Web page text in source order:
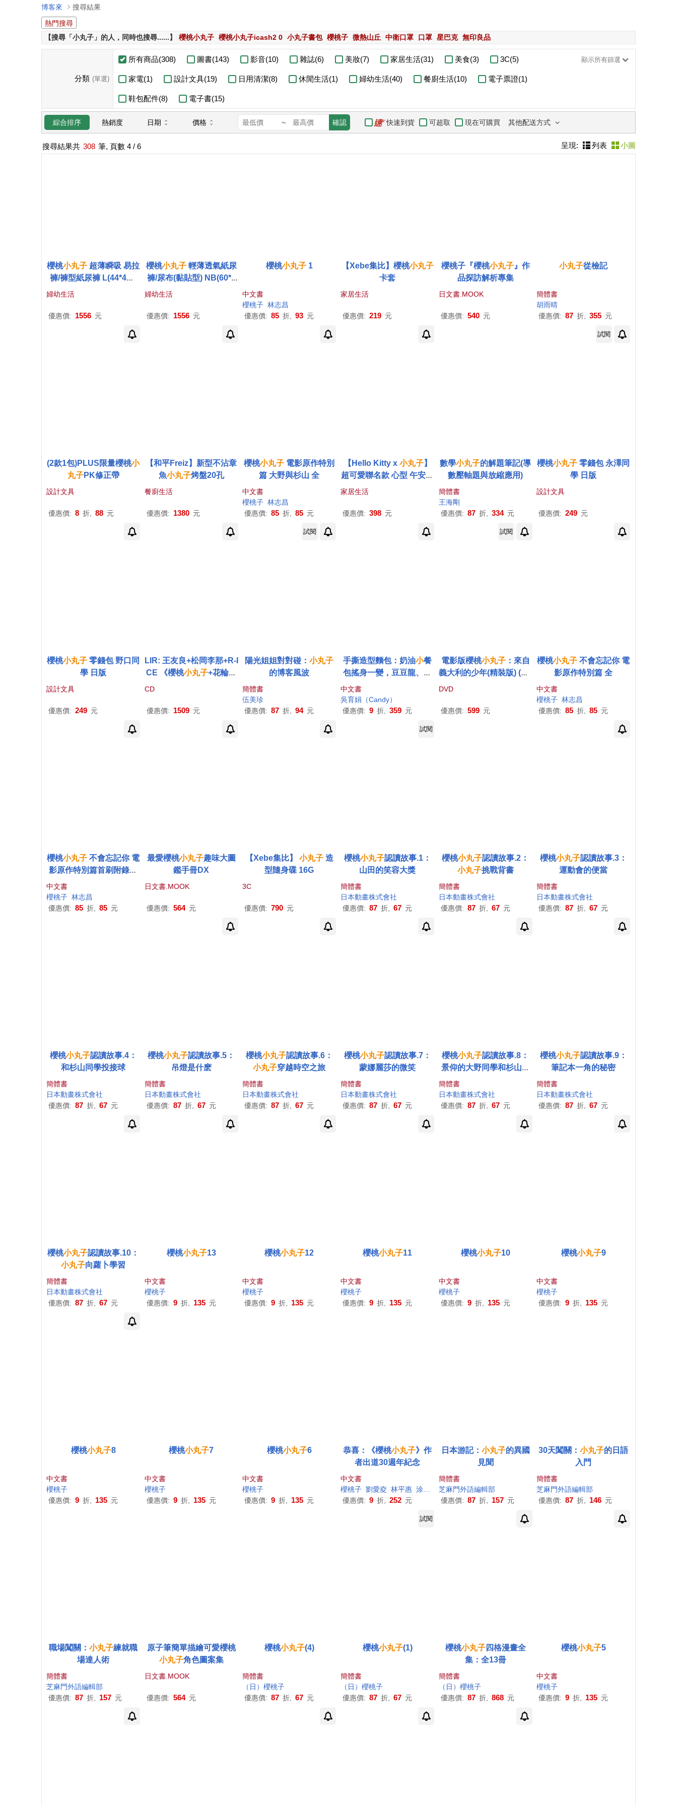
博客來
搜尋結果
熱門搜尋
【搜尋「小丸子」的人，同時也搜尋......】
櫻桃小丸子 櫻桃小丸子icash2 0 小丸子書包 櫻桃子 微熱山丘 中衛口罩 口罩 星巴克 無印良品
分類 (單選)
所有商品(308) 圖書(143) 影音(10) 雜誌(6) 美妝(7) 家居生活(31) 美食(3) 3C(5)
家電(1) 設計文具(19) 日用清潔(8) 休閒生活(1) 婦幼生活(40) 餐廚生活(10) 電子票證(1)
鞋包配件(8) 電子書(15)
顯示所有篩選
綜合排序 熱銷度 日期 價格 ~ 確認 快速到貨 可超取 現在可購買 其他配送方式
搜尋結果共 308 筆, 頁數 4 / 6 呈現: 列表 小圖
櫻桃小丸子 超薄瞬吸 易拉
褲/褲型紙尿褲 L(44*4包/
婦幼生活
優惠價: 1556 元
櫻桃小丸子輕薄透氣紙尿
褲/尿布(黏貼型) NB(60*4
婦幼生活
優惠價: 1556 元
櫻桃小丸子1
中文書
櫻桃子 林志昌
優惠價: 85 折, 93 元
【Xebe集比】櫻桃小丸子
卡套
家居生活
優惠價: 219 元
櫻桃子『櫻桃小丸子』作
品探訪解析專集
日文書.MOOK
優惠價: 540 元
小丸子從檢記
簡體書
胡雨晴
優惠價: 87 折, 355 元
試閱
(2款1包)PLUS限量櫻桃小
丸子PK修正帶
設計文具
優惠價: 8 折, 88 元
【和平Freiz】新型不沾章
魚小丸子烤盤20孔
餐廚生活
優惠價: 1380 元
櫻桃小丸子 電影原作特別
篇 大野與杉山 全
中文書
櫻桃子 林志昌
優惠價: 85 折, 85 元
【Hello Kitty x 小丸子】
超可愛聯名款 心型 午安枕
暖手枕 抱枕 靠枕 多用途
家居生活
優惠價: 398 元
數學小丸子的解題筆記(導
數壓軸題與放縮應用)
簡體書
王海剛
優惠價: 87 折, 334 元
櫻桃小丸子 零錢包 永澤同
學 日版
設計文具
優惠價: 249 元
試閱 試閱
櫻桃小丸子 零錢包 野口同
學 日版
設計文具
優惠價: 249 元
LIR: 王友良+松岡李那+R-I
CE 《櫻桃小丸子+花輪》
精裝版玩偶2隻1組 (CD
CD
優惠價: 1509 元
陽光姐姐對對碰：小丸子
的博客風波
簡體書
伍美珍
優惠價: 87 折, 94 元
手撕造型麵包：奶油小餐
包搖身一變，豆豆龍、 小
丸子、艾莎&安娜、麵包
超人及小小兵，繽紛造型
純天然輕鬆出爐!(隨書超值
中文書
吳育娟（Candy）
優惠價: 9 折, 359 元
電影版櫻桃小丸子：來自
義大利的少年(精裝版) (DV
D)(CHIBI MARUKO CHA
DVD
優惠價: 599 元
櫻桃小丸子 不會忘記你 電
影原作特別篇 全
中文書
櫻桃子 林志昌
優惠價: 85 折, 85 元
試閱
櫻桃小丸子 不會忘記你 電
影原作特別篇首刷附錄版
中文書
櫻桃子 林志昌
優惠價: 85 折, 85 元
最愛櫻桃小丸子趣味大圖
鑑手冊DX
日文書.MOOK
優惠價: 564 元
【Xebe集比】 小丸子造
型隨身碟 16G
3C
優惠價: 790 元
櫻桃小丸子認讀故事.1：
山田的笑容大獎
簡體書
日本動畫株式會社
優惠價: 87 折, 67 元
櫻桃小丸子認讀故事.2：
小丸子挑戰背書
簡體書
日本動畫株式會社
優惠價: 87 折, 67 元
櫻桃小丸子認讀故事.3：
運動會的便當
簡體書
日本動畫株式會社
優惠價: 87 折, 67 元
櫻桃小丸子認讀故事.4：
和杉山同學投接球
簡體書
日本動畫株式會社
優惠價: 87 折, 67 元
櫻桃小丸子認讀故事.5：
吊燈是什麽
簡體書
日本動畫株式會社
優惠價: 87 折, 67 元
櫻桃小丸子認讀故事.6：
小丸子穿越時空之旅
簡體書
日本動畫株式會社
優惠價: 87 折, 67 元
櫻桃小丸子認讀故事.7：
蒙娜麗莎的微笑
簡體書
日本動畫株式會社
優惠價: 87 折, 67 元
櫻桃小丸子認讀故事.8：
景仰的大野同學和杉山同
簡體書
日本動畫株式會社
優惠價: 87 折, 67 元
櫻桃小丸子認讀故事.9：
筆記本一角的秘密
簡體書
日本動畫株式會社
優惠價: 87 折, 67 元
櫻桃小丸子認讀故事.10：
小丸子向蘿卜學習
簡體書
日本動畫株式會社
優惠價: 87 折, 67 元
櫻桃小丸子13
中文書
櫻桃子
優惠價: 9 折, 135 元
櫻桃小丸子12
中文書
櫻桃子
優惠價: 9 折, 135 元
櫻桃小丸子11
中文書
櫻桃子
優惠價: 9 折, 135 元
櫻桃小丸子10
中文書
櫻桃子
優惠價: 9 折, 135 元
櫻桃小丸子9
中文書
櫻桃子
優惠價: 9 折, 135 元
櫻桃小丸子8
中文書
櫻桃子
優惠價: 9 折, 135 元
櫻桃小丸子7
中文書
櫻桃子
優惠價: 9 折, 135 元
櫻桃小丸子6
中文書
櫻桃子
優惠價: 9 折, 135 元
恭喜：《櫻桃小丸子》作
者出道30週年紀念
中文書
櫻桃子 劉愛夌 林平惠 涂愫芸 王華懋 許金玉 雍小狼
優惠價: 9 折, 252 元
日本游記： 小丸子的異國
見聞
簡體書
芝麻門外語編輯部
優惠價: 87 折, 157 元
30天闖關：小丸子的日語
入門
簡體書
芝麻門外語編輯部
優惠價: 87 折, 146 元
試閱
職場闖關： 小丸子練就職
場達人術
簡體書
芝麻門外語編輯部
優惠價: 87 折, 157 元
原子筆簡單描繪可愛櫻桃
小丸子角色圖案集
日文書.MOOK
優惠價: 564 元
櫻桃小丸子(4)
簡體書
（日）櫻桃子
優惠價: 87 折, 67 元
櫻桃小丸子(1)
簡體書
（日）櫻桃子
優惠價: 87 折, 67 元
櫻桃小丸子四格漫畫全
集：全13冊
簡體書
（日）櫻桃子
優惠價: 87 折, 868 元
櫻桃小丸子5
中文書
櫻桃子
優惠價: 9 折, 135 元